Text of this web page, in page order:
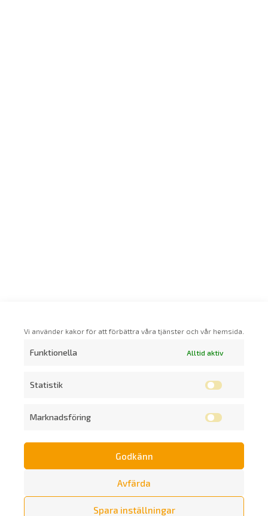
Vi använder kakor för att förbättra våra tjänster och vår hemsida.
Funktionella Alltid aktiv
Statistik
Marknadsföring
Godkänn
Avfärda
Spara inställningar
Prenumerera på vårt nyhetsbrev